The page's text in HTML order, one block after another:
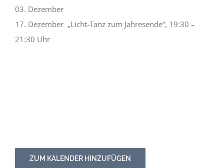
03. Dezember
17. Dezember „Licht-Tanz zum Jahresende“, 19:30 –
21:30 Uhr
ZUM KALENDER HINZUFÜGEN